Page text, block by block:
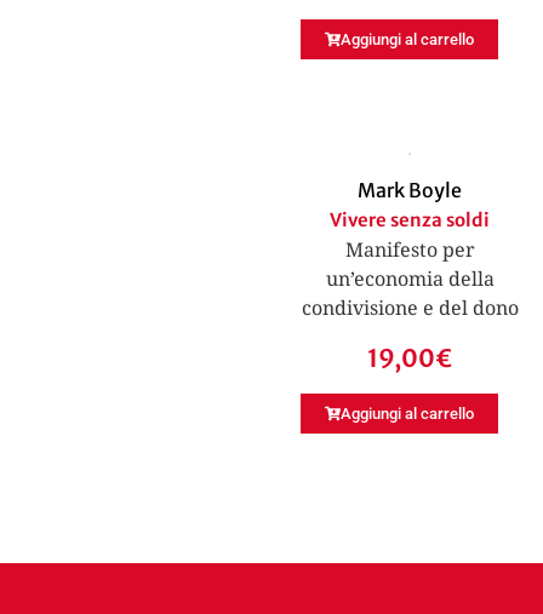
Aggiungi al carrello
Mark Boyle
Vivere senza soldi
Manifesto per
un’economia della
condivisione e del dono
19,00€
Aggiungi al carrello